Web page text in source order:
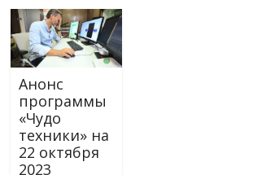
Анонс
программы
«Чудо
техники» на
22 октября
2023